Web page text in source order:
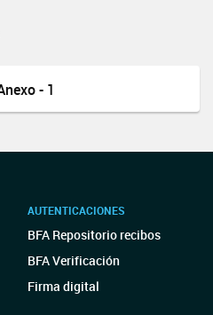
- 1
AUTENTICACIONES
BFA Repositorio recibos
BFA Verificación
Firma digital